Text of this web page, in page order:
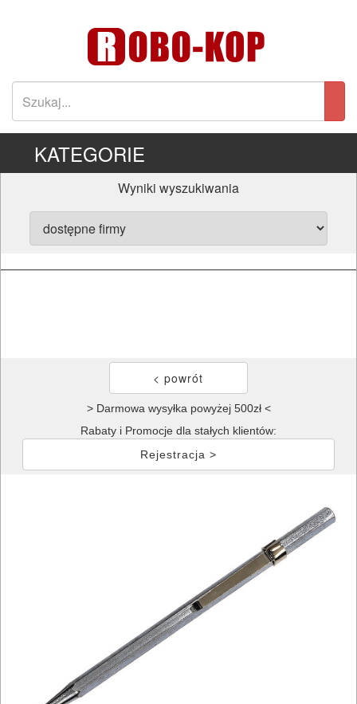
KATEGORIE
Wyniki wyszukiwania
> Darmowa wysyłka powyżej 500zł <
Rabaty i Promocje dla stałych klientów:
Rejestracja >